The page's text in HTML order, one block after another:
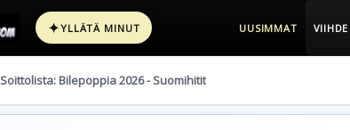
✦YLLÄTÄ MINUT UUSIMMAT VIIHDE
Soittolista: Bilepoppia 2026 - Suomihitit